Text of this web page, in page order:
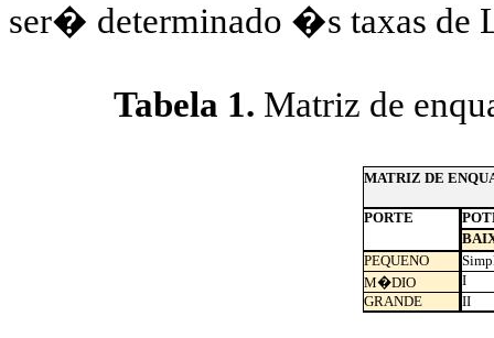
ser� determinado �s taxas de
Tabela 1. Matriz de
MATRIZ DE
PORTE
PEQUENO
M�DIO
I
GRANDE
II